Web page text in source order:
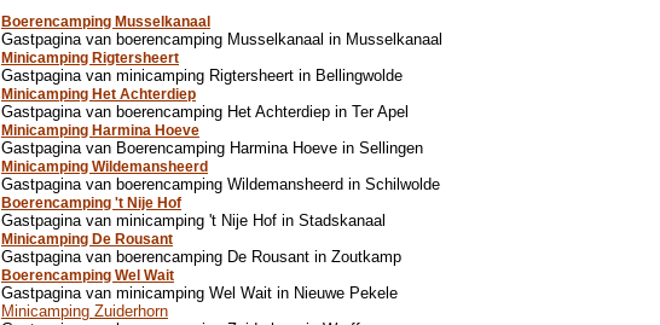
Boerencamping Musselkanaal
Gastpagina van boerencamping Musselkanaal in Musselkanaal
Minicamping Rigtersheert
Gastpagina van minicamping Rigtersheert in Bellingwolde
Minicamping Het Achterdiep
Gastpagina van boerencamping Het Achterdiep in Ter Apel
Minicamping Harmina Hoeve
Gastpagina van Boerencamping Harmina Hoeve in Sellingen
Minicamping Wildemansheerd
Gastpagina van boerencamping Wildemansheerd in Schilwolde
Boerencamping 't Nije Hof
Gastpagina van minicamping 't Nije Hof in Stadskanaal
Minicamping De Rousant
Gastpagina van boerencamping De Rousant in Zoutkamp
Boerencamping Wel Wait
Gastpagina van minicamping Wel Wait in Nieuwe Pekele
Minicamping Zuiderhorn